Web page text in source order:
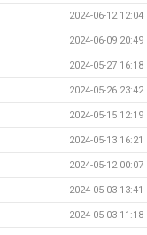
2024-06-12 12:04
2024-06-09 20:49
2024-05-27 16:18
2024-05-26 23:42
2024-05-15 12:19
2024-05-13 16:21
2024-05-12 00:07
2024-05-03 13:41
2024-05-03 11:18